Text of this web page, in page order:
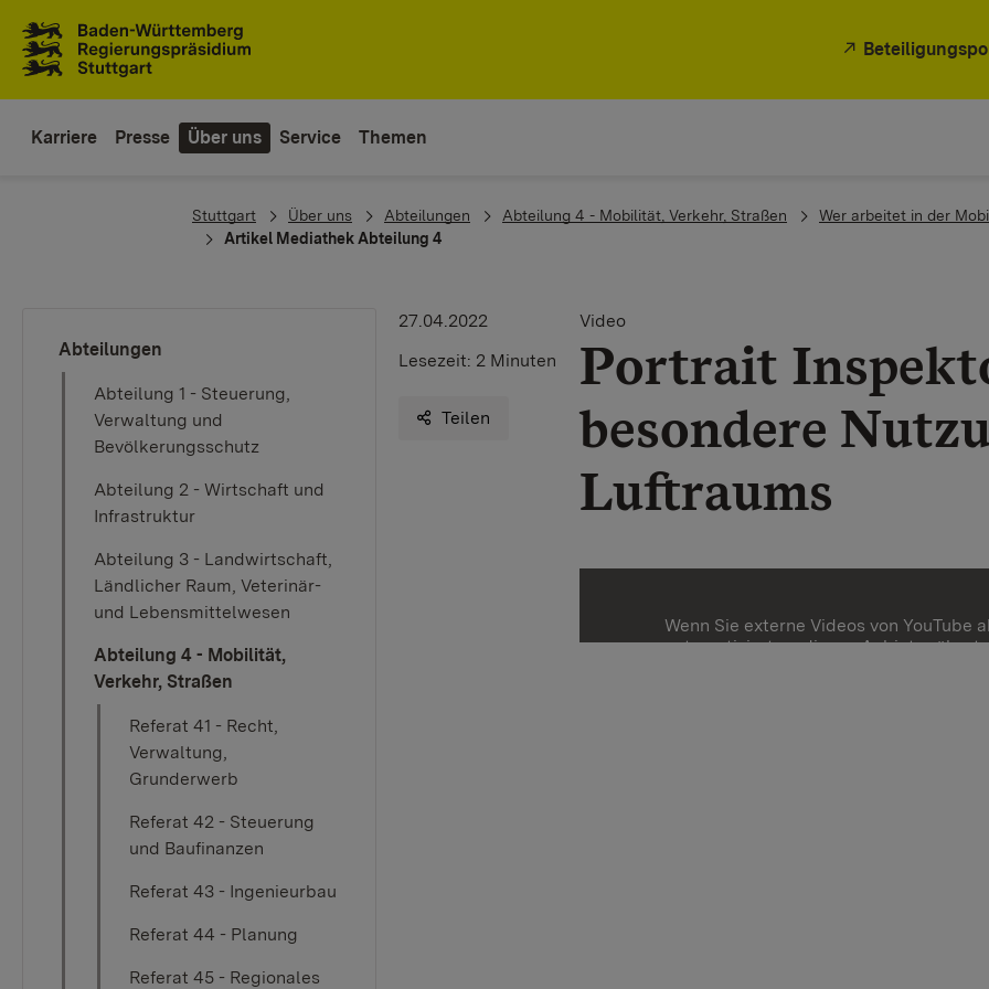
Karriere Presse Über uns Service Themen
You are here:
Stuttgart Über uns Abteilungen Abteilung 4 - Mobilität, Verkehr, Straßen
Wer arbeitet in der
Artikel Mediathek Abteilung 4
Abteilungen
Abteilung 1 - Steuerung,
Verwaltung und
Bevölkerungsschutz
Abteilung 2 - Wirtschaft und
Infrastruktur
Abteilung 3 - Landwirtschaft,
Ländlicher Raum, Veterinär-
und Lebensmittelwesen
Abteilung 4 - Mobilität,
Verkehr, Straßen
Referat 41 - Recht,
Verwaltung,
Grunderwerb
Referat 42 - Steuerung
und Baufinanzen
Referat 43 - Ingenieurbau
Referat 44 - Planung
Referat 45 - Regionales
27.04.2022
Lesezeit: 2 Minuten
Teilen
Video
Portrait
besondere
Luftraums
Wenn Sie externe Videos von YouTube
automatisiert an diesen Anbieter